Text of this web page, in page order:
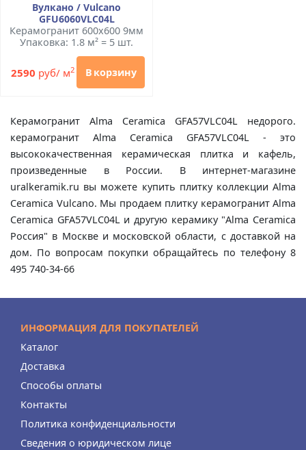
Вулкано / Vulcano
GFU6060VLC04L
Керамогранит 600x600 9мм
Упаковка: 1.8 м² = 5 шт.
2590 руб/ м2 В корзину
Керамогранит Alma Ceramica GFA57VLC04L недорого.
керамогранит Alma Ceramica GFA57VLC04L - это
высококачественная керамическая плитка и кафель,
произведенные в России. В интернет-магазине
uralkeramik.ru вы можете купить плитку коллекции Alma
Ceramica Vulcano. Мы продаем плитку керамогранит Alma
Ceramica GFA57VLC04L и другую керамику "Alma Ceramica
Россия" в Москве и московской области, с доставкой на
дом. По вопросам покупки обращайтесь по телефону 8
495 740-34-66
ИНФОРМАЦИЯ ДЛЯ ПОКУПАТЕЛЕЙ
Каталог
Доставка
Способы оплаты
Контакты
Политика конфиденциальности
Сведения о юридическом лице